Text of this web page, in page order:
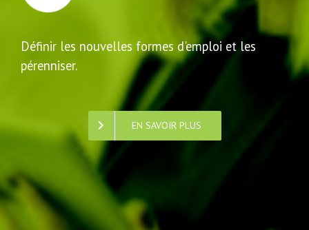
Définir les nouvelles formes d'emploi et les
pérenniser.
EN SAVOIR PLUS